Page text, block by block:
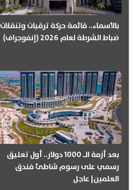
بالأسماء.. قائمة حركة ترقيات وتنقلات
ضباط الشرطة لعام 2026 (إنفوجراف)
بعد أزمة الـ 1000 دولار.. أول تعليق
رسمي على رسوم شاطئ فندق
العلمين| عاجل